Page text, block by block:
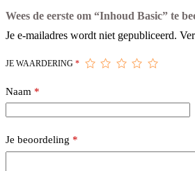
Wees de eerste om “Inhoud Basic” te
Je e-mailadres wordt niet gepubliceerd.
JE WAARDERING *
Naam *
Je beoordeling *